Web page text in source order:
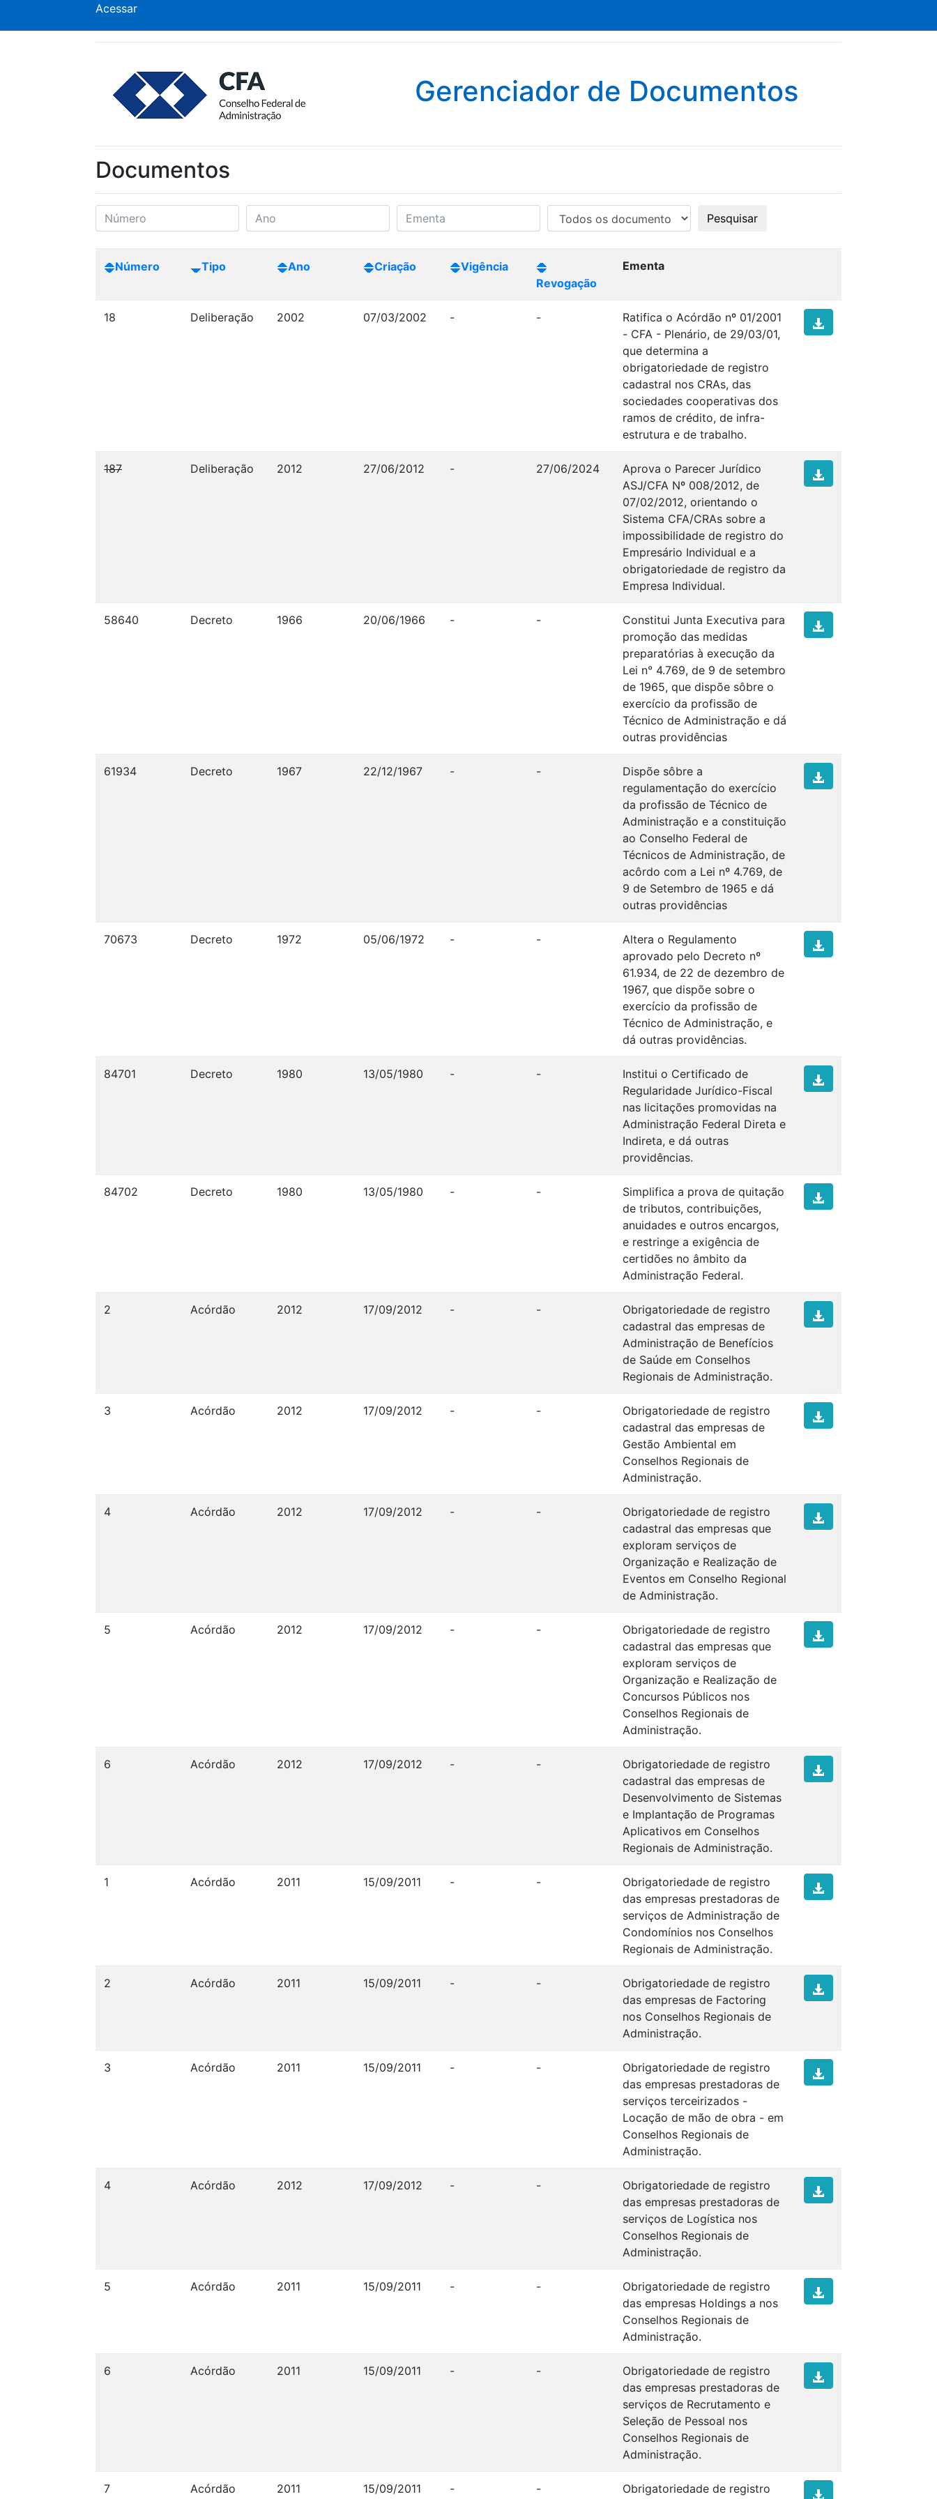
Acessar
Gerenciador de Documentos
Documentos
Pesquisar
Número Tipo Ano Criação
Vigência
Revogação
Ementa
18 Deliberação 2002 07/03/2002 - -
Ratifica o Acórdão nº 01/2001
- CFA - Plenário, de 29/03/01,
que determina a
obrigatoriedade de registro
cadastral nos CRAs, das
sociedades cooperativas dos
ramos de crédito, de infra-
estrutura e de trabalho.
187 Deliberação 2012 27/06/2012 - 27/06/2024
Aprova o Parecer Jurídico
ASJ/CFA Nº 008/2012, de
07/02/2012, orientando o
Sistema CFA/CRAs sobre a
impossibilidade de registro do
Empresário Individual e a
obrigatoriedade de registro da
Empresa Individual.
58640 Decreto 1966 20/06/1966 - -
Constitui Junta Executiva para
promoção das medidas
preparatórias à execução da
Lei n° 4.769, de 9 de setembro
de 1965, que dispõe sôbre o
exercício da profissão de
Técnico de Administração e dá
outras providências
61934 Decreto 1967 22/12/1967 - -
Dispõe sôbre a
regulamentação do exercício
da profissão de Técnico de
Administração e a constituição
ao Conselho Federal de
Técnicos de Administração, de
acôrdo com a Lei nº 4.769, de
9 de Setembro de 1965 e dá
outras providências
70673 Decreto 1972 05/06/1972 - -
Altera o Regulamento
aprovado pelo Decreto nº
61.934, de 22 de dezembro de
1967, que dispõe sobre o
exercício da profissão de
Técnico de Administração, e
dá outras providências.
84701 Decreto 1980 13/05/1980 - -
Institui o Certificado de
Regularidade Jurídico-Fiscal
nas licitações promovidas na
Administração Federal Direta e
Indireta, e dá outras
providências.
84702 Decreto 1980 13/05/1980 - -
Simplifica a prova de quitação
de tributos, contribuições,
anuidades e outros encargos,
e restringe a exigência de
certidões no âmbito da
Administração Federal.
2 Acórdão 2012 17/09/2012 - -
Obrigatoriedade de registro
cadastral das empresas de
Administração de Benefícios
de Saúde em Conselhos
Regionais de Administração.
3 Acórdão 2012 17/09/2012 - -
Obrigatoriedade de registro
cadastral das empresas de
Gestão Ambiental em
Conselhos Regionais de
Administração.
4 Acórdão 2012 17/09/2012 - -
Obrigatoriedade de registro
cadastral das empresas que
exploram serviços de
Organização e Realização de
Eventos em Conselho Regional
de Administração.
5 Acórdão 2012 17/09/2012 - -
Obrigatoriedade de registro
cadastral das empresas que
exploram serviços de
Organização e Realização de
Concursos Públicos nos
Conselhos Regionais de
Administração.
6 Acórdão 2012 17/09/2012 - -
Obrigatoriedade de registro
cadastral das empresas de
Desenvolvimento de Sistemas
e Implantação de Programas
Aplicativos em Conselhos
Regionais de Administração.
1 Acórdão 2011 15/09/2011 - -
Obrigatoriedade de registro
das empresas prestadoras de
serviços de Administração de
Condomínios nos Conselhos
Regionais de Administração.
2 Acórdão 2011 15/09/2011 - -
Obrigatoriedade de registro
das empresas de Factoring
nos Conselhos Regionais de
Administração.
3 Acórdão 2011 15/09/2011 - -
Obrigatoriedade de registro
das empresas prestadoras de
serviços terceirizados -
Locação de mão de obra - em
Conselhos Regionais de
Administração.
4 Acórdão 2012 17/09/2012 - -
Obrigatoriedade de registro
das empresas prestadoras de
serviços de Logística nos
Conselhos Regionais de
Administração.
5 Acórdão 2011 15/09/2011 - -
Obrigatoriedade de registro
das empresas Holdings a nos
Conselhos Regionais de
Administração.
6 Acórdão 2011 15/09/2011 - -
Obrigatoriedade de registro
das empresas prestadoras de
serviços de Recrutamento e
Seleção de Pessoal nos
Conselhos Regionais de
Administração.
7 Acórdão 2011 15/09/2011 - -
Obrigatoriedade de registro